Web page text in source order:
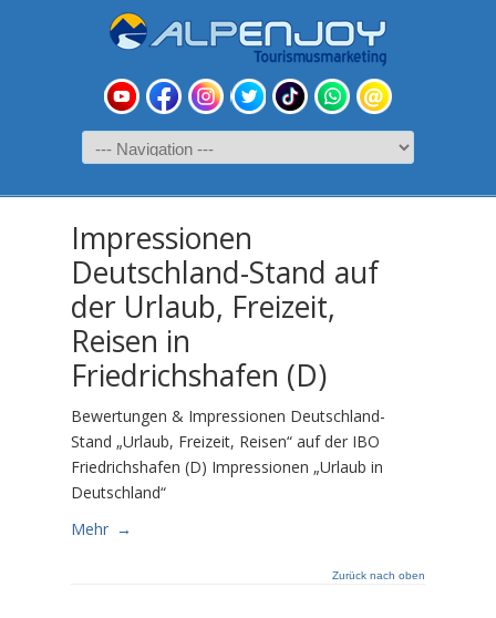
Impressionen
Deutschland-Stand auf
der Urlaub, Freizeit,
Reisen in
Friedrichshafen (D)
Bewertungen & Impressionen Deutschland-
Stand „Urlaub, Freizeit, Reisen“ auf der IBO
Friedrichshafen (D) Impressionen „Urlaub in
Deutschland“
Mehr →
Zurück nach oben